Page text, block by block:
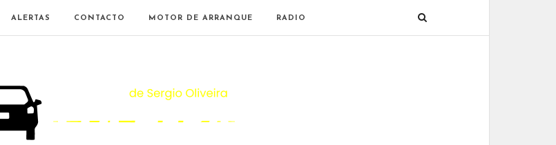
ALERTAS CONTACTO MOTOR DE ARRANQUE RADIO